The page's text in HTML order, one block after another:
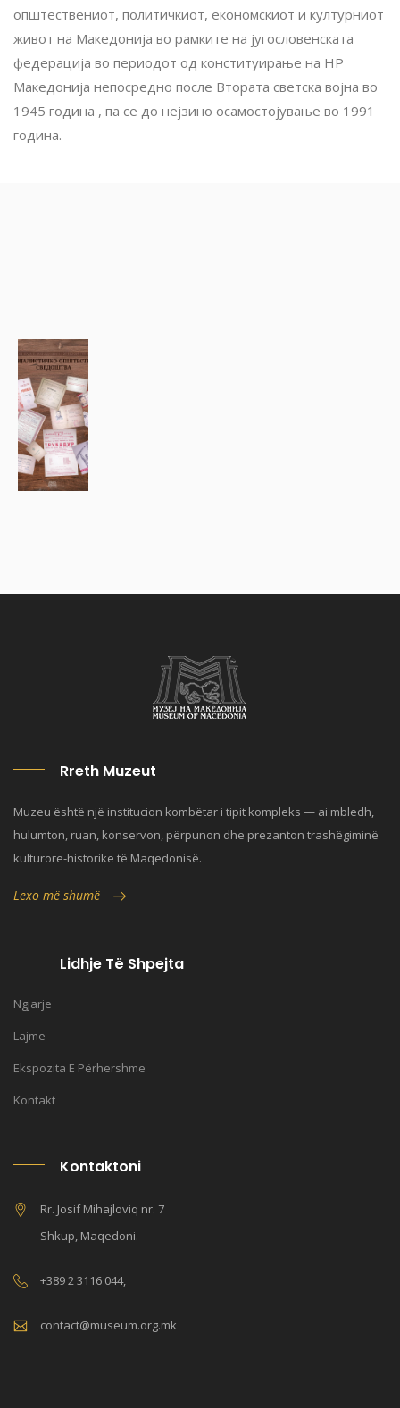
општествениот, политичкиот, економскиот и културниот
живот на Македонија во рамките на југословенската
федерација во периодот од конституирање на НР
Македонија непосредно после Втората светска војна во
1945 година , па се до нејзино осамостојување во 1991
година.
Rreth Muzeut
Muzeu është një institucion kombëtar i tipit kompleks — ai mbledh,
hulumton, ruan, konservon, përpunon dhe prezanton trashëgiminë
kulturore-historike të Maqedonisë.
Lexo më shumë
Lidhje Të Shpejta
Ngjarje
Lajme
Ekspozita E Përhershme
Kontakt
Kontaktoni
Rr. Josif Mihajloviq nr. 7
Shkup, Maqedoni.
+389 2 3116 044,
contact@museum.org.mk